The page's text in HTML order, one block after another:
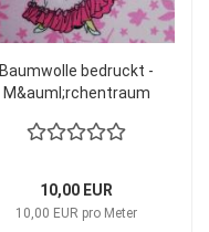
Baumwolle bedruckt -
M&auml;rchentraum
10,00 EUR
10,00 EUR pro Meter